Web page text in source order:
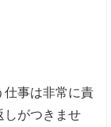
仕事は非常に責
しがつきませ